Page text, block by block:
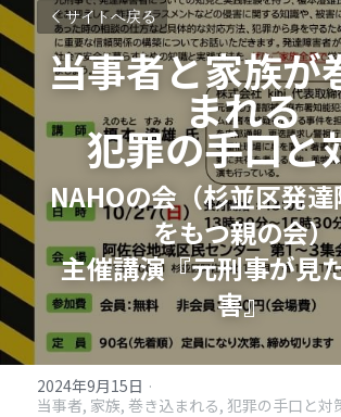
サイトへ戻る
当事者と家族が
まれる
犯罪の手口と
NAHOの会（杉並区発
をもつ親の会）
主催講演『元刑事が見
害』
2024年9月15日 ·
当事者, 家族, 巻き込まれる, 犯罪の手口と対